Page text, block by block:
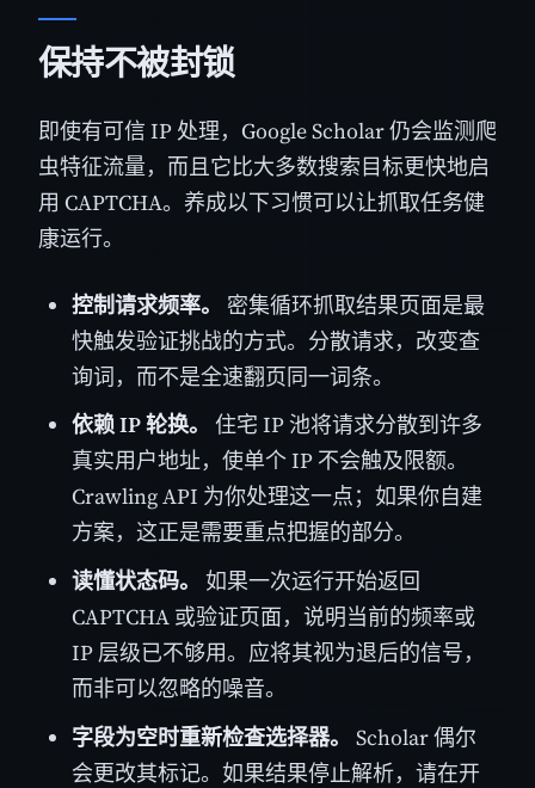
保持不被封锁
即使有可信 IP 处理，Google Scholar 仍会监测爬
虫特征流量，而且它比大多数搜索目标更快地启
用 CAPTCHA。养成以下习惯可以让抓取任务健
康运行。
控制请求频率。
密集循环抓取结果页面是最
快触发验证挑战的方式。分散请求，改变查
询词，而不是全速翻页同一词条。
依赖 IP 轮换。 住宅 IP 池将请求分散到许多
真实用户地址，使单个 IP 不会触及限额。
Crawling API 为你处理这一点；如果你自建
方案，这正是需要重点把握的部分。
读懂状态码。 如果一次运行开始返回
CAPTCHA 或验证页面，说明当前的频率或
IP 层级已不够用。应将其视为退后的信号，
而非可以忽略的噪音。
字段为空时重新检查选择器。 Scholar 偶尔
会更改其标记。如果结果停止解析，请在开